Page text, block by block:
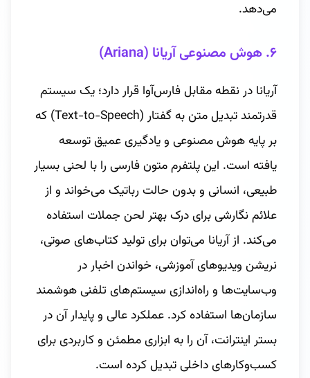
می‌دهد.
۶. هوش مصنوعی آریانا (Ariana)
آریانا در نقطه مقابل فارس‌آوا قرار دارد؛ یک سیستم
قدرتمند تبدیل متن به گفتار (Text-to-Speech) که
بر پایه هوش مصنوعی و یادگیری عمیق توسعه
یافته است. این پلتفرم متون فارسی را با لحنی بسیار
طبیعی، انسانی و بدون حالت رباتیک می‌خواند و از
علائم نگارشی برای درک بهتر لحن جملات استفاده
می‌کند. از آریانا می‌توان برای تولید کتاب‌های صوتی،
نریشن ویدیوهای آموزشی، خواندن اخبار در
وب‌سایت‌ها و راه‌اندازی سیستم‌های تلفنی هوشمند
سازمان‌ها استفاده کرد. عملکرد عالی و پایدار آن در
بستر اینترانت، آن را به ابزاری مطمئن و کاربردی برای
کسب‌وکارهای داخلی تبدیل کرده است.